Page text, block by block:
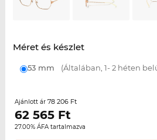
Méret és készlet
53 mm (Általában, 1- 2 héten
Ajánlott ár 78 206 Ft
62 565Ft
27.00% ÁFA tartalmazva